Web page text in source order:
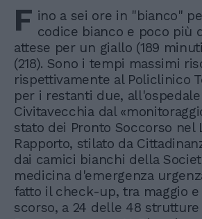
F ino a sei ore in "bianco"
codice bianco e poco più
attese per un giallo (189
(218). Sono i tempi massimi
rispettivamente al Policlinico
per i restanti due, all'ospedale
Civitavecchia dal
stato dei Pronto Soccorso nel
Rapporto, stilato da
dai camici bianchi della
medicina d'emergenza
fatto il check-up, tra maggio
scorso, a 24 delle 48